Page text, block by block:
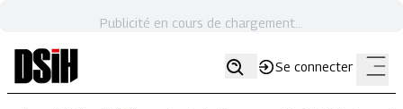
Publicité en cours de chargement...
Se connecter